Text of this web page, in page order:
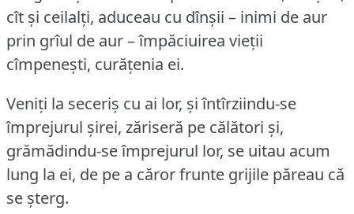
cît și ceilalți, aduceau cu dînșii – inimi de aur
prin grîul de aur – împăciuirea vieții
cîmpenești, curățenia ei.
Veniți la seceriș cu ai lor, și întîrziindu-se
împrejurul șirei, zăriseră pe călători și,
grămădindu-se împrejurul lor, se uitau acum
lung la ei, de pe a căror frunte grijile păreau că
se șterg.